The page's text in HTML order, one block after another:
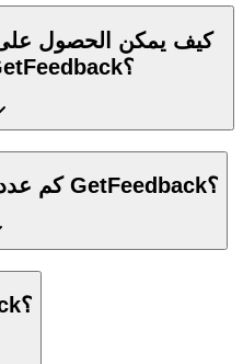
كيف يمكن الحصول
التي تستخدم GetFeedback؟
كم عدد العملاء الذين يستخدمون GetFeedback؟
من يستخدم GetFeedback؟